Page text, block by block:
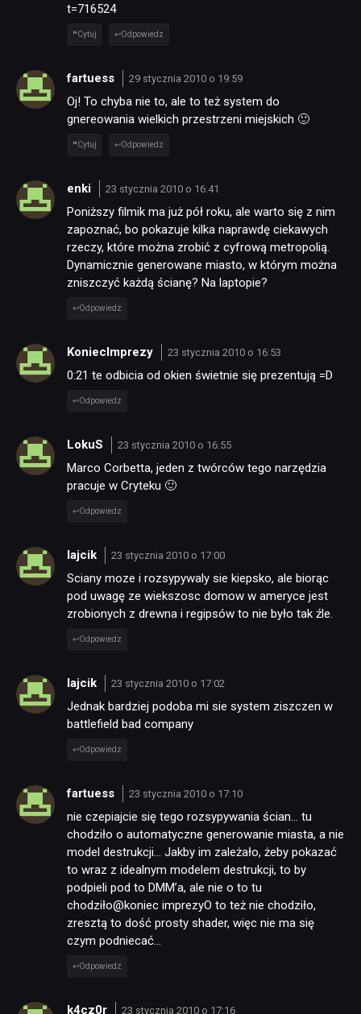
DYSKUSJE
JUŻ GRALIŚMY
SKLEP
t=716524
Cytuj Odpowiedz
fartuess 29 stycznia 2010 o 19:59
Oj! To chyba nie to, ale to też system do
gnereowania wielkich przestrzeni miejskich 🙂
Cytuj Odpowiedz
enki 23 stycznia 2010 o 16:41
Poniższy filmik ma już pół roku, ale warto się z nim
zapoznać, bo pokazuje kilka naprawdę ciekawych
rzeczy, które można zrobić z cyfrową metropolią.
Dynamicznie generowane miasto, w którym można
zniszczyć każdą ścianę? Na laptopie?
Odpowiedz
KoniecImprezy 23 stycznia 2010 o 16:53
0:21 te odbicia od okien świetnie się prezentują =D
Odpowiedz
LokuS 23 stycznia 2010 o 16:55
Marco Corbetta, jeden z twórców tego narzędzia
pracuje w Cryteku 🙂
Odpowiedz
lajcik 23 stycznia 2010 o 17:00
Sciany moze i rozsypywaly sie kiepsko, ale biorąc
pod uwagę ze wiekszosc domow w ameryce jest
zrobionych z drewna i regipsów to nie było tak źle.
Odpowiedz
lajcik 23 stycznia 2010 o 17:02
Jednak bardziej podoba mi sie system ziszczen w
battlefield bad company
Odpowiedz
fartuess 23 stycznia 2010 o 17:10
nie czepiajcie się tego rozsypywania ścian… tu
chodziło o automatyczne generowanie miasta, a nie
model destrukcji… Jakby im zależało, żeby pokazać
to wraz z idealnym modelem destrukcji, to by
podpieli pod to DMM’a, ale nie o to tu
chodziło@koniec imprezyO to też nie chodziło,
zresztą to dość prosty shader, więc nie ma się
czym podniecać…
Odpowiedz
k4cz0r 23 stycznia 2010 o 17:16